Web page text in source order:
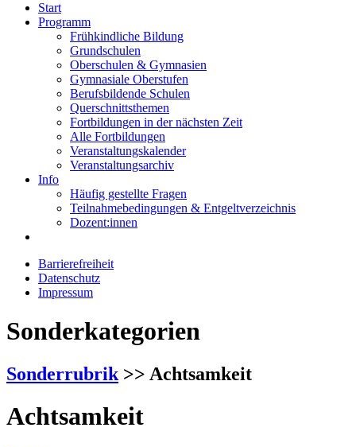
Start
Programm
Frühkindliche Bildung
Grundschulen
Oberschulen & Gymnasien
Gymnasiale Oberstufen
Berufsbildende Schulen
Querschnittsthemen
Fortbildungen in der nächsten Zeit
Alle Fortbildungen
Veranstaltungskalender
Veranstaltungsarchiv
Info
Häufig gestellte Fragen
Teilnahmebedingungen & Entgeltverzeichnis
Dozent:innen
Barrierefreiheit
Datenschutz
Impressum
Sonderkategorien
Sonderrubrik >> Achtsamkeit
Achtsamkeit